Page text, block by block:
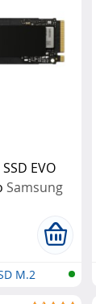
EVO
Samsung
M.2